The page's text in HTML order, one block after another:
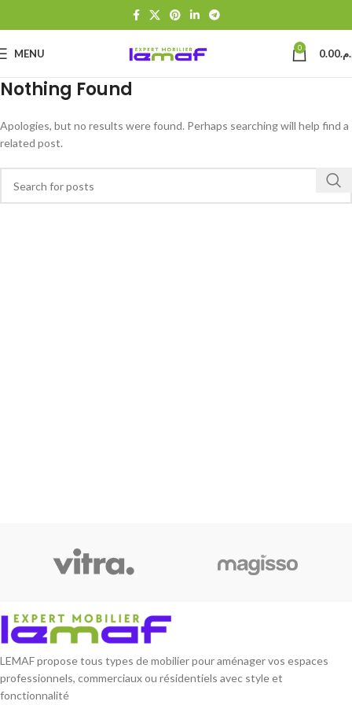
MENU 0 0.00
Nothing Found
Apologies, but no results were found. Perhaps searching will help find a
related post.
LEMAF propose tous types de mobilier pour aménager vos espaces
professionnels, commerciaux ou résidentiels avec style et
fonctionnalité